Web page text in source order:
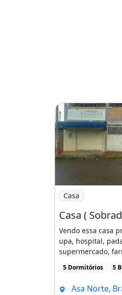
Imagem: Casa (
Casa
Vendo essa casa
upa, hospital,
supermercado,
5 Dormitórios 5
Asa Norte,